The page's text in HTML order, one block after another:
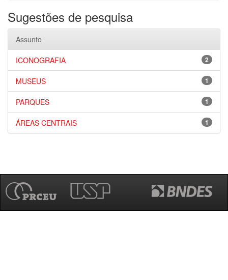
Sugestões de pesquisa
Assunto
2
ICONOGRAFIA
1
MUSEUS
1
PARQUES
1
ÁREAS CENTRAIS